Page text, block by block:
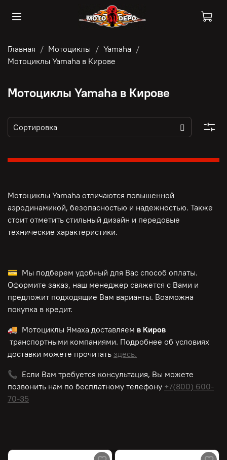
Главная Мотоциклы
Yamaha
Мотоциклы Yamaha в Кирове
Мотоциклы Yamaha в Кирове
Мотоциклы Yamaha отличаются повышенной
аэродинамикой, безопасностью и надежностью. Также
стоит отметить стильный дизайн и передовые
технические характеристики.
💳 Мы подберем удобный для Вас способ оплаты.
Оформите заказ, наш менеджер свяжется с Вами и
предложит подходящие Вам варианты. Возможна
покупка в кредит.
🚚 Мотоциклы Ямаха доставляем в Киров
транспортными компаниями. Подробнее об условиях
доставки можете прочитать здесь.
📞 Если Вам требуется консультация, Вы можете
позвонить нам по бесплатному телефону +7(800) 600-
70-35